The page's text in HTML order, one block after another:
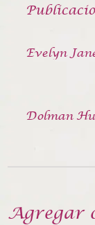
Evelyn
Dolman
Agregar